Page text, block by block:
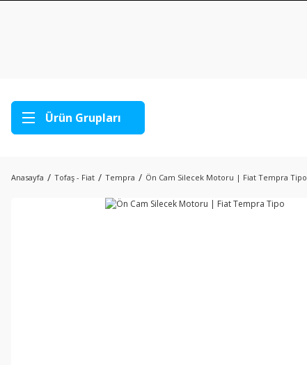
Ürün Grupları
Anasayfa Tofaş - Fiat Tempra Ön Cam Silecek Motoru | Fiat Tempra Tipo